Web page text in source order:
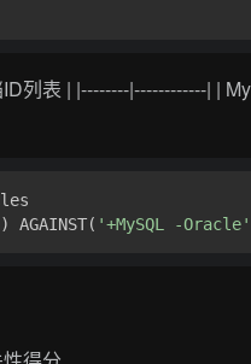
列表 | |--------|------------| |
AGAINST( '+MySQL -Oracle'